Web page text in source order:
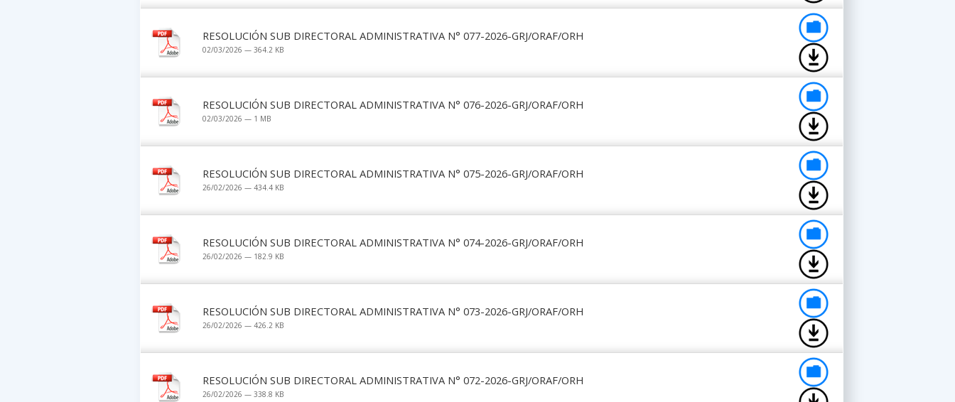
RESOLUCIÓN SUB DIRECTORAL ADMINISTRATIVA N° 077-2026-GRJ/ORAF/ORH
02/03/2026 — 364.2 KB
RESOLUCIÓN SUB DIRECTORAL ADMINISTRATIVA N° 076-2026-GRJ/ORAF/ORH
02/03/2026 — 1 MB
RESOLUCIÓN SUB DIRECTORAL ADMINISTRATIVA N° 075-2026-GRJ/ORAF/ORH
26/02/2026 — 434.4 KB
RESOLUCIÓN SUB DIRECTORAL ADMINISTRATIVA N° 074-2026-GRJ/ORAF/ORH
26/02/2026 — 182.9 KB
RESOLUCIÓN SUB DIRECTORAL ADMINISTRATIVA N° 073-2026-GRJ/ORAF/ORH
26/02/2026 — 426.2 KB
RESOLUCIÓN SUB DIRECTORAL ADMINISTRATIVA N° 072-2026-GRJ/ORAF/ORH
26/02/2026 — 338.8 KB